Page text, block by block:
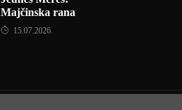
Majčinska rana
15.07.2026.